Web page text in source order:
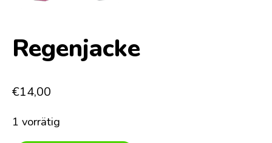
Regenjacke
€14,00
1 vorrätig